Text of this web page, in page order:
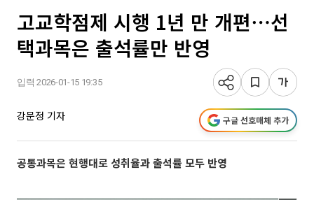
고교학점제 시행 1년 만 개편⋯선
택과목은 출석률만 반영
입력 2026-01-15 19:35
강문정 기자 구글 선호매체 추가
공통과목은 현행대로 성취율과 출석률 모두 반영